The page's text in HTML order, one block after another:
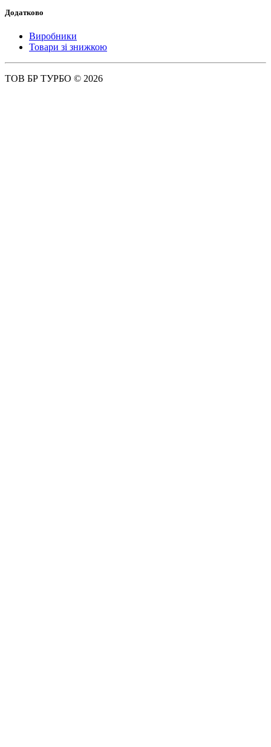
Додатково
Виробники
Товари зі знижкою
ТОВ БР ТУРБО © 2026